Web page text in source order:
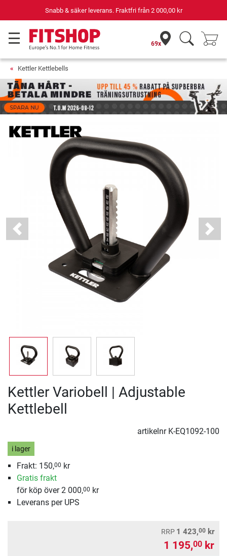
Snabb & säker leverans. Fraktfri från 2 000,00 kr
69x
Kettler Kettlebells
Previous Next
Kettler Variobell | Adjustable
Kettlebell
artikelnr K-EQ1092-100
i lager
Frakt: 150,00 kr
Gratis frakt
för köp över 2 000,00 kr
Leverans per UPS
RRP 1 423,00 kr
1 195,00 kr